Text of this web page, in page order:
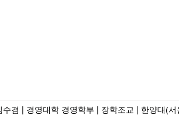
수겸 | 경영대학 경영학부 | 장학조교 | 한양대(서